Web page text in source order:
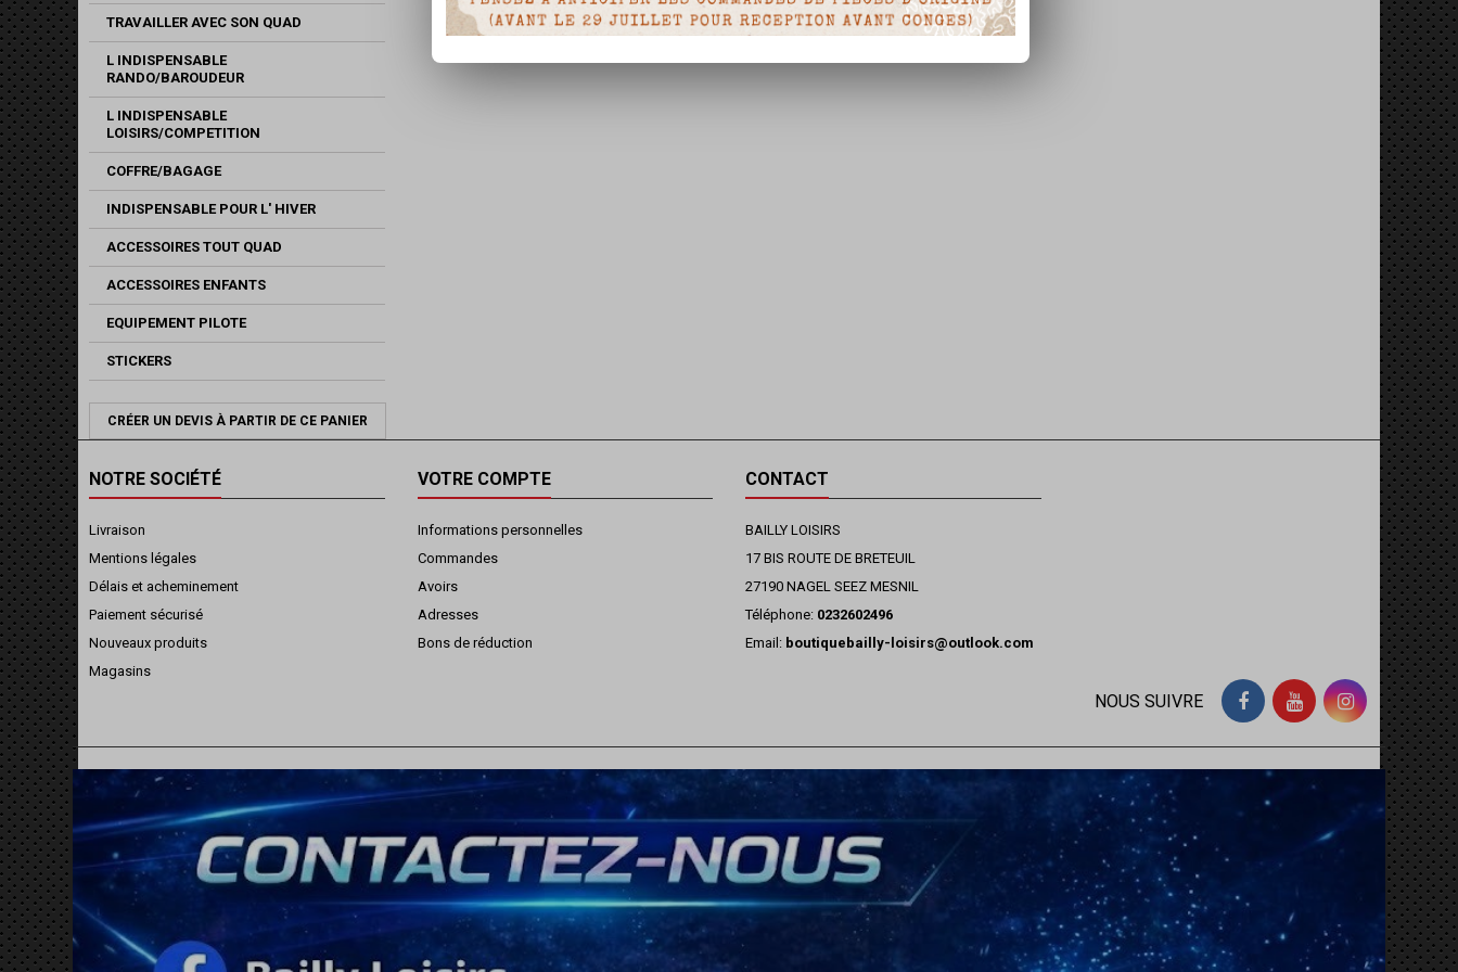
TRAVAILLER AVEC SON QUAD
L INDISPENSABLE
RANDO/BAROUDEUR
L INDISPENSABLE
LOISIRS/COMPETITION
COFFRE/BAGAGE
INDISPENSABLE POUR L' HIVER
ACCESSOIRES TOUT QUAD
ACCESSOIRES ENFANTS
EQUIPEMENT PILOTE
STICKERS
CRÉER UN DEVIS À PARTIR DE CE PANIER
NOTRE SOCIÉTÉ
Livraison
Mentions légales
Délais et acheminement
Paiement sécurisé
Nouveaux produits
Magasins
VOTRE COMPTE
Informations personnelles
Commandes
Avoirs
Adresses
Bons de réduction
CONTACT
BAILLY LOISIRS
17 BIS ROUTE DE BRETEUIL
27190 NAGEL SEEZ MESNIL
Téléphone: 0232602496
Email: boutiquebailly-loisirs@outlook.com
NOUS SUIVRE